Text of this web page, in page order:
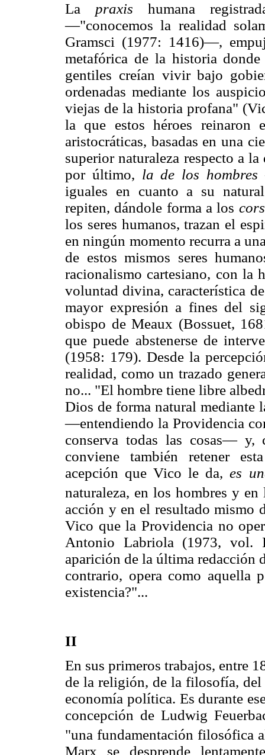
La praxishumana
—"conocemos la realidad
Gramsci (1977: 1416)—,
metafórica de la historia
gentiles creían vivir bajo
ordenadas mediante los
viejas de la historia profana"
la que estos héroes reinaron
aristocráticas, basadas en una
superior naturaleza respecto a
por último, la de los hombres
iguales en cuanto a su
repiten, dándole forma a los
los seres humanos, trazan el
en ningún momento recurra a
de estos mismos seres
racionalismo cartesiano, con la
voluntad divina, característica
mayor expresión a fines del
obispo de Meaux (Bossuet,
que puede abstenerse de
(1958: 179). Desde la
realidad, como un trazado
no... "El hombre tiene libre
Dios de forma natural
—entendiendo la Providencia
conserva todas las cosas—
conviene también retener
acepción que Vico le da,es
naturaleza, en los hombres y en
acción y en el resultado mismo
Vico que la Providencia no
Antonio Labriola (1973,
aparición de la última redacción
contrario, opera como aquella
existencia?"...
II
En sus primeros trabajos, entre
de la religión, de la filosofía,
economía política. Es durante
concepción de Ludwig
"una fundamentación filosófica
Marx se desprende